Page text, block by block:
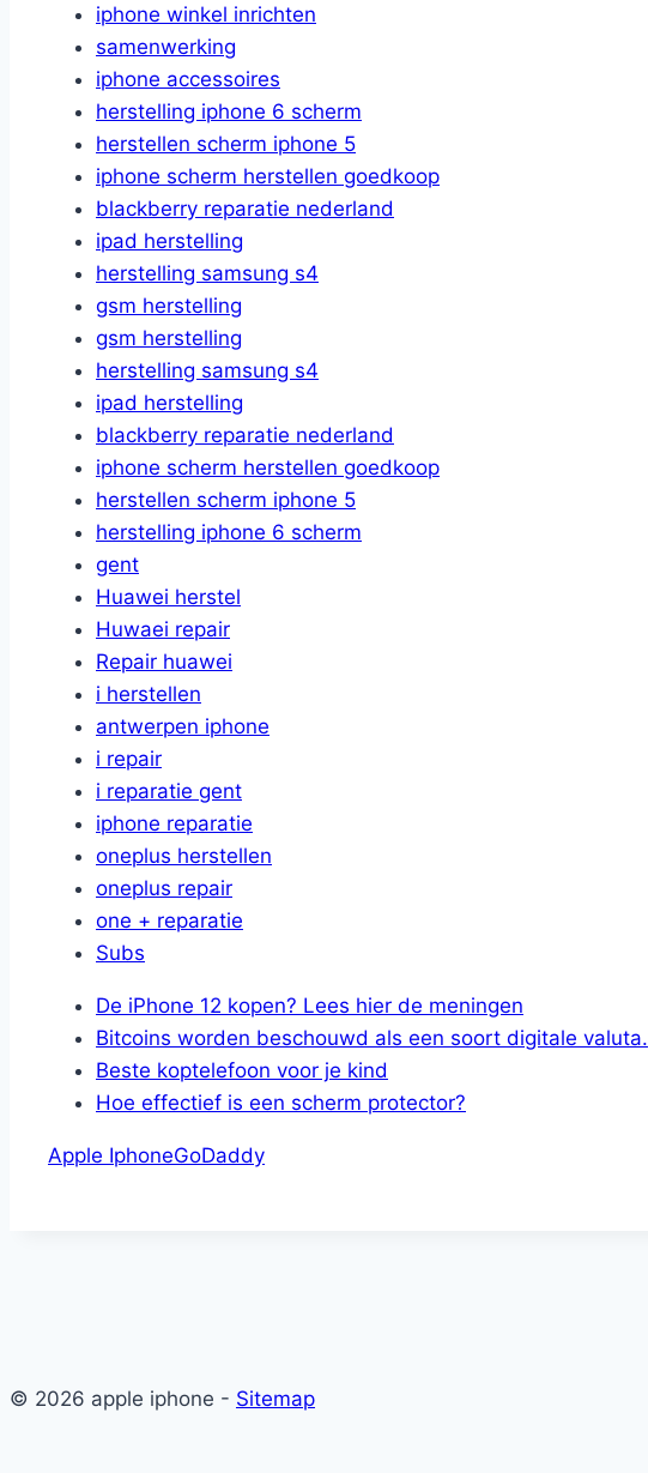
iphone winkel inrichten
samenwerking
iphone accessoires
herstelling iphone 6 scherm
herstellen scherm iphone 5
iphone scherm herstellen goedkoop
blackberry reparatie nederland
ipad herstelling
herstelling samsung s4
gsm herstelling
gsm herstelling
herstelling samsung s4
ipad herstelling
blackberry reparatie nederland
iphone scherm herstellen goedkoop
herstellen scherm iphone 5
herstelling iphone 6 scherm
gent
Huawei herstel
Huwaei repair
Repair huawei
i herstellen
antwerpen iphone
i repair
i reparatie gent
iphone reparatie
oneplus herstellen
oneplus repair
one + reparatie
Subs
De iPhone 12 kopen? Lees hier de meningen
Bitcoins worden beschouwd als een soort digitale valuta.
Beste koptelefoon voor je kind
Hoe effectief is een scherm protector?
Ga
Apple IphoneGoDaddyZoeken
© 2026 apple iphone - Sitemap